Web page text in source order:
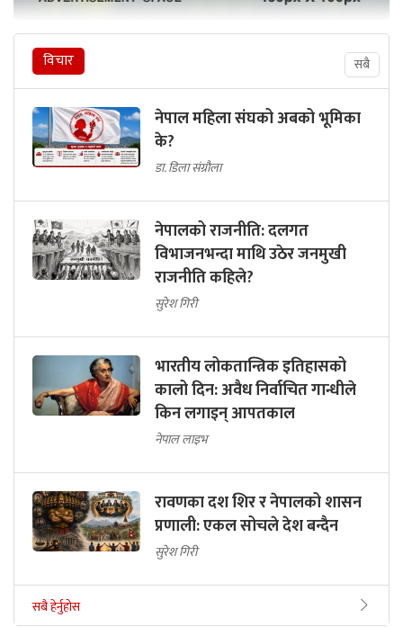
विचार सबै
नेपाल महिला संघको अबको भूमिका
के?
डा. डिला संग्रौला
नेपालको राजनीति: दलगत
विभाजनभन्दा माथि उठेर जनमुखी
राजनीति कहिले?
सुरेश गिरी
भारतीय लोकतान्त्रिक इतिहासको
कालो दिन: अवैध निर्वाचित गान्धीले
किन लगाइन् आपतकाल
नेपाल लाइभ
रावणका दश शिर र नेपालको शासन
प्रणाली: एकल सोचले देश बन्दैन
सुरेश गिरी
सबै हेर्नुहोस